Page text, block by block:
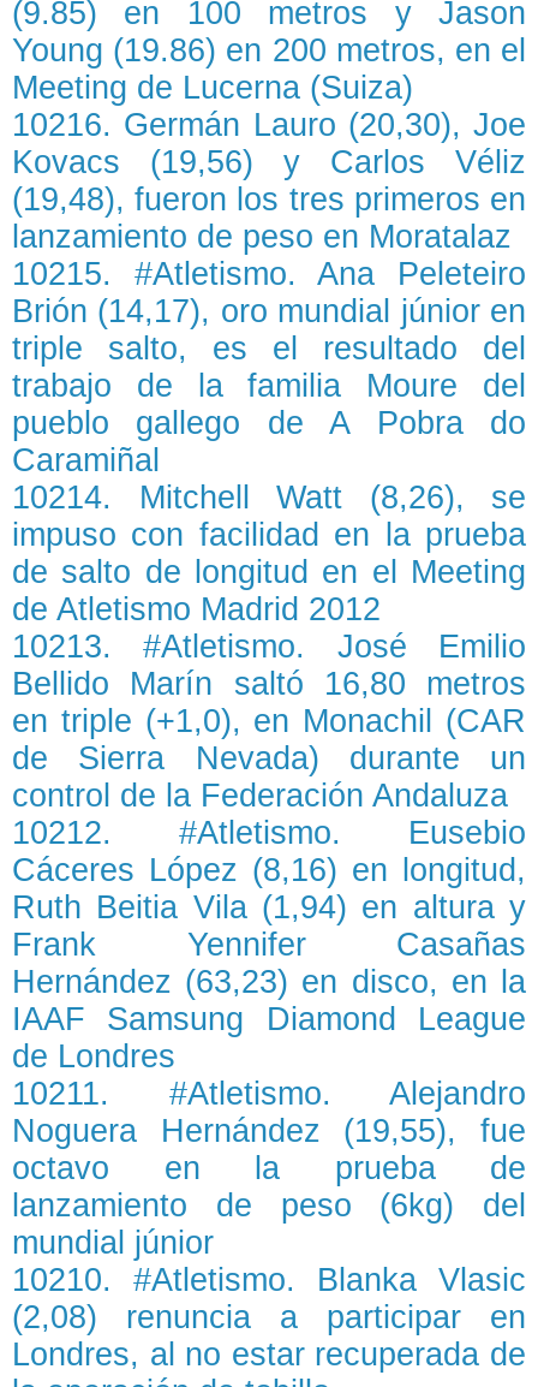
(9.85) en 100 metros y Jason
Young (19.86) en 200 metros, en el
Meeting de Lucerna (Suiza)
10216. Germán Lauro (20,30), Joe
Kovacs (19,56) y Carlos Véliz
(19,48), fueron los tres primeros en
lanzamiento de peso en Moratalaz
10215. #Atletismo. Ana Peleteiro
Brión (14,17), oro mundial júnior en
triple salto, es el resultado del
trabajo de la familia Moure del
pueblo gallego de A Pobra do
Caramiñal
10214. Mitchell Watt (8,26), se
impuso con facilidad en la prueba
de salto de longitud en el Meeting
de Atletismo Madrid 2012
10213. #Atletismo. José Emilio
Bellido Marín saltó 16,80 metros
en triple (+1,0), en Monachil (CAR
de Sierra Nevada) durante un
control de la Federación Andaluza
10212. #Atletismo. Eusebio
Cáceres López (8,16) en longitud,
Ruth Beitia Vila (1,94) en altura y
Frank Yennifer Casañas
Hernández (63,23) en disco, en la
IAAF Samsung Diamond League
de Londres
10211. #Atletismo. Alejandro
Noguera Hernández (19,55), fue
octavo en la prueba de
lanzamiento de peso (6kg) del
mundial júnior
10210. #Atletismo. Blanka Vlasic
(2,08) renuncia a participar en
Londres, al no estar recuperada de